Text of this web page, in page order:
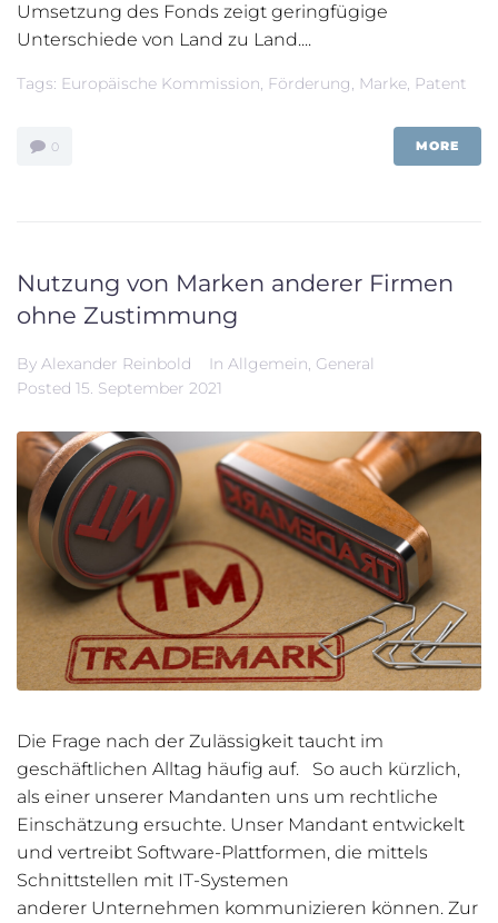
Umsetzung des Fonds zeigt geringfügige
Unterschiede von Land zu Land....
Tags: Europäische Kommission, Förderung, Marke, Patent
0 MORE
Nutzung von Marken anderer Firmen
ohne Zustimmung
By Alexander Reinbold In Allgemein, General
Posted 15. September 2021
Die Frage nach der Zulässigkeit taucht im
geschäftlichen Alltag häufig auf. So auch kürzlich,
als einer unserer Mandanten uns um rechtliche
Einschätzung ersuchte. Unser Mandant entwickelt
und vertreibt Software-Plattformen, die mittels
Schnittstellen mit IT-Systemen
anderer Unternehmen kommunizieren können. Zur